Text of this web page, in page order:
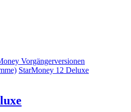
Vorgängerversionen
StarMoney 12 Deluxe